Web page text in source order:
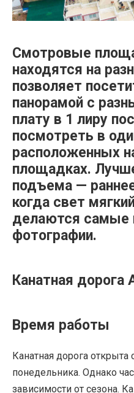
Смотровые
находятся на
позволяет
панорамой с
плату в 1 лиру
посмотреть в
расположенных
площадках.
подъема —
когда свет
делаются самые
фотографии.
Канатная дорога
Время работы
Канатная дорога открыта
понедельника. Однако
зависимости от сезона.